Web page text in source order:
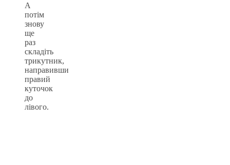
А
потім
знову
ще
раз
складіть
трикутник,
направивши
правий
куточок
до
лівого.